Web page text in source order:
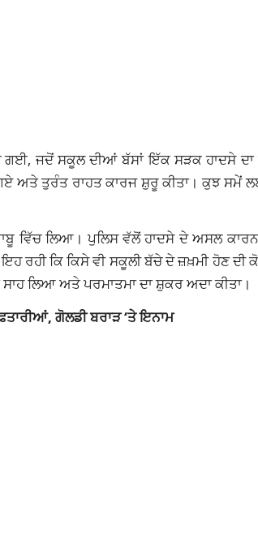
ਜਦੋਂ ਸਕੂਲ ਦੀਆਂ ਬੱਸਾਂ ਇੱਕ ਸੜਕ ਹਾਦਸੇ ਦਾ
ਅਤੇ ਤੁਰੰਤ ਰਾਹਤ ਕਾਰਜ ਸ਼ੁਰੂ ਕੀਤਾ। ਕੁਝ ਸਮੇਂ
ਵਿੱਚ ਲਿਆ। ਪੁਲਿਸ ਵੱਲੋਂ ਹਾਦਸੇ ਦੇ ਅਸਲ
ਰਹੀ ਕਿ ਕਿਸੇ ਵੀ ਸਕੂਲੀ ਬੱਚੇ ਦੇ ਜ਼ਖ਼ਮੀ ਹੋਣ ਦੀ
ਲਿਆ ਅਤੇ ਪਰਮਾਤਮਾ ਦਾ ਸ਼ੁਕਰ ਅਦਾ ਕੀਤਾ।
ਗੋਲਡੀ ਬਰਾੜ ‘ਤੇ ਇਨਾਮ